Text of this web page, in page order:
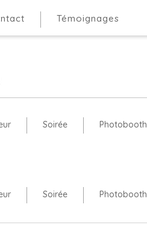
Témoignages
Témoignages
Soirée Photobooth
Soirée Photobooth